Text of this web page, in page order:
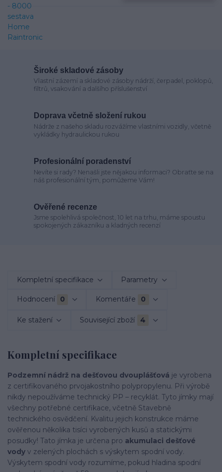
Široké skladové zásoby
Vlastní zázemí a skladové zásoby nádrží, čerpadel, poklopů,
filtrů, vsakování a dalšího příslušenství
Doprava včetně složení rukou
Nádrže z našeho skladu rozvážíme vlastními vozidly, včetně
vykládky hydraulickou rukou
Profesionální poradenství
Nevíte si rady? Nenašli jste nějakou informaci? Obraťte se na
náš profesionální tým, pomůžeme Vám!
Ověřené recenze
Jsme spolehlivá společnost, 10 let na trhu, máme spoustu
spokojených zákazníku a kladných recenzí
Kompletní specifikace Parametry
Hodnocení 0 Komentáře 0
Ke stažení Související zboží 4
Kompletní specifikace
Podzemní nádrž na dešťovou dvouplášťová je vyrobena
z certifikovaného prvojakostního polypropylenu. Při výrobě
nikdy nepoužíváme technický PP – recyklát. Tyto jímky mají
všechny potřebné certifikace, včetně Stavebně
technického osvědčení. Kvalitu jejich konstrukce máme
ověřenou několika tisíci vyrobených kusů a statickými
posudky! Tato jímka je určena pro akumulaci dešťové
vody v zelených plochách s výskytem spodní vody.
Výskytem spodní vody rozumíme, pokud hladina spodní